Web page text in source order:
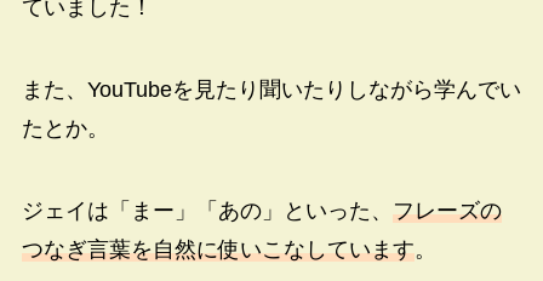
ていました！
また、YouTubeを見たり聞いたりしながら学んでい
たとか。
ジェイは「まー」「あの」といった、 フレーズの
つなぎ言葉を自然に使いこなしています。